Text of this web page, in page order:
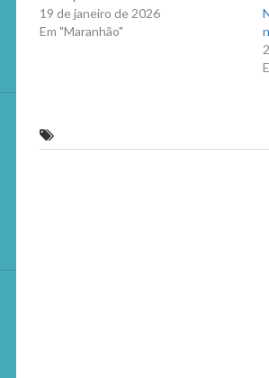
19 de janeiro de 2026
Em "Maranhão"